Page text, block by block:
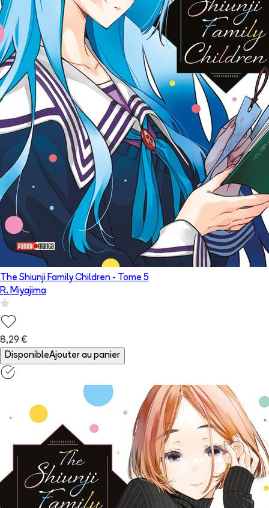
The Shiunji Family Children - Tome 5
R. Miyajima
8,29 €
DisponibleAjouter au panier